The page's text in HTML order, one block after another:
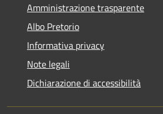
Amministrazione trasparente
Albo Pretorio
Informativa privacy
Note legali
Dichiarazione di accessibilità